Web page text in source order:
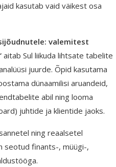
kasutab vaid väikest osa
valemitest
aitab Sul liikuda lihtsate tabelite
juurde. Õpid kasutama
dünaamilisi aruandeid,
abil ning looma
juhtide ja klientide jaoks.
ning reaalsetel
seotud finants-, müügi-,